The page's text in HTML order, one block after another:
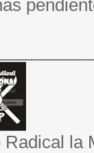
Radical la